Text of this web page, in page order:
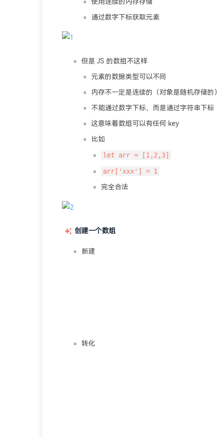
使用连续的内存存储
通过数字下标获取元素
但是 JS 的数组不这样
元素的数据类型可以不同
内存不一定是连续的（对象是随机存储的）
不能通过数字下标，而是通过字符串下标
这意味着数组可以有任何 key
比如
let arr = [1,2,3]
arr['xxx'] = 1
完全合法
创建一个数组
新建
转化